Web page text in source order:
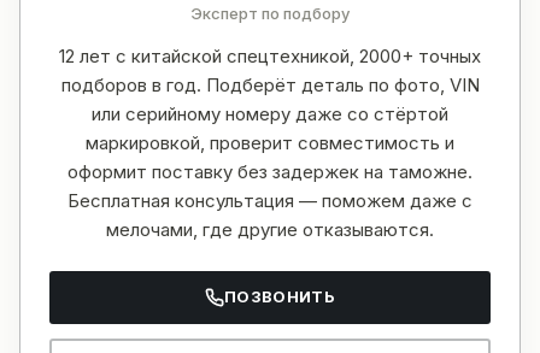
Эксперт по подбору
12 лет с китайской спецтехникой, 2000+ точных
подборов в год. Подберёт деталь по фото, VIN
или серийному номеру даже со стёртой
маркировкой, проверит совместимость и
оформит поставку без задержек на таможне.
Бесплатная консультация — поможем даже с
мелочами, где другие отказываются.
ПОЗВОНИТЬ